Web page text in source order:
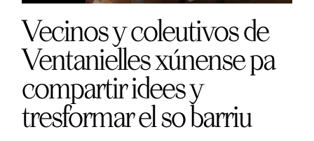
Vecinos y coleutivos de
Ventanielles xúnense pa
compartir idees y
tresformar el so barriu